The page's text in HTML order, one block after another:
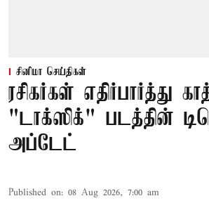
சினிமா செய்திகள்
ரசிகர்கள் எதிர்பார்த்து
"டாக்ஸிக்" படத்தின்
அப்டேட்
Published on: 08 Aug 2026, 7:00 am